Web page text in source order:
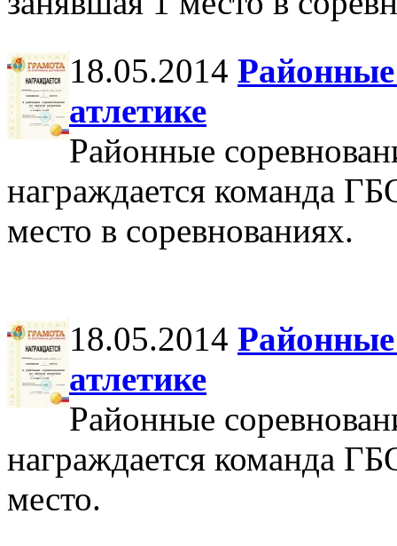
18.05.2014 Районные
атлетике
Районные
награждается команда
место в соревнованиях.
18.05.2014 Районные
атлетике
Районные
награждается команда
место.